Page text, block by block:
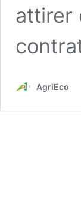
attirer
AgriEco